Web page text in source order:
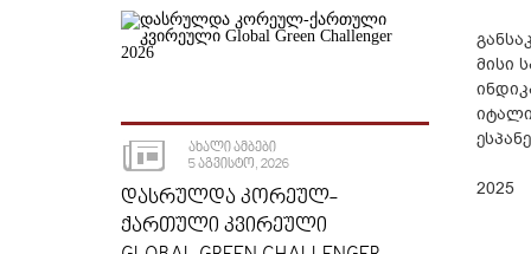
ᲐᲮᲐᲚᲘ ᲐᲛᲑᲔᲑᲘ
5 ᲐᲒᲕᲘᲡᲢᲝ, 2026
ᲓᲐᲡᲠᲣᲚᲓᲐ ᲙᲝᲠᲔᲣᲚ-
ᲥᲐᲠᲗᲣᲚᲘ ᲙᲕᲘᲠᲔᲣᲚᲘ
მისი
2025